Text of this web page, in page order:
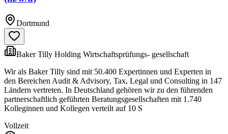
Dortmund
Baker Tilly Holding Wirtschaftsprüfungs- gesellschaft
Wir als Baker Tilly sind mit 50.400 Expertinnen und Experten in
den Bereichen Audit & Advisory, Tax, Legal und Consulting in 147
Ländern vertreten. In Deutschland gehören wir zu den führenden
partnerschaftlich geführten Beratungsgesellschaften mit 1.740
Kolleginnen und Kollegen verteilt auf 10 S
Vollzeit